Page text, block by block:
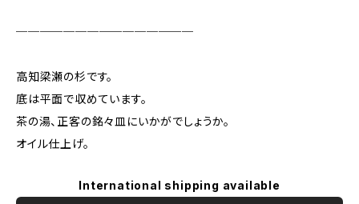
───────────────
高知梁瀬の杉です。
底は平面で収めています。
茶の湯、正客の銘々皿にいかがでしょうか。
オイル仕上げ。
International shipping available